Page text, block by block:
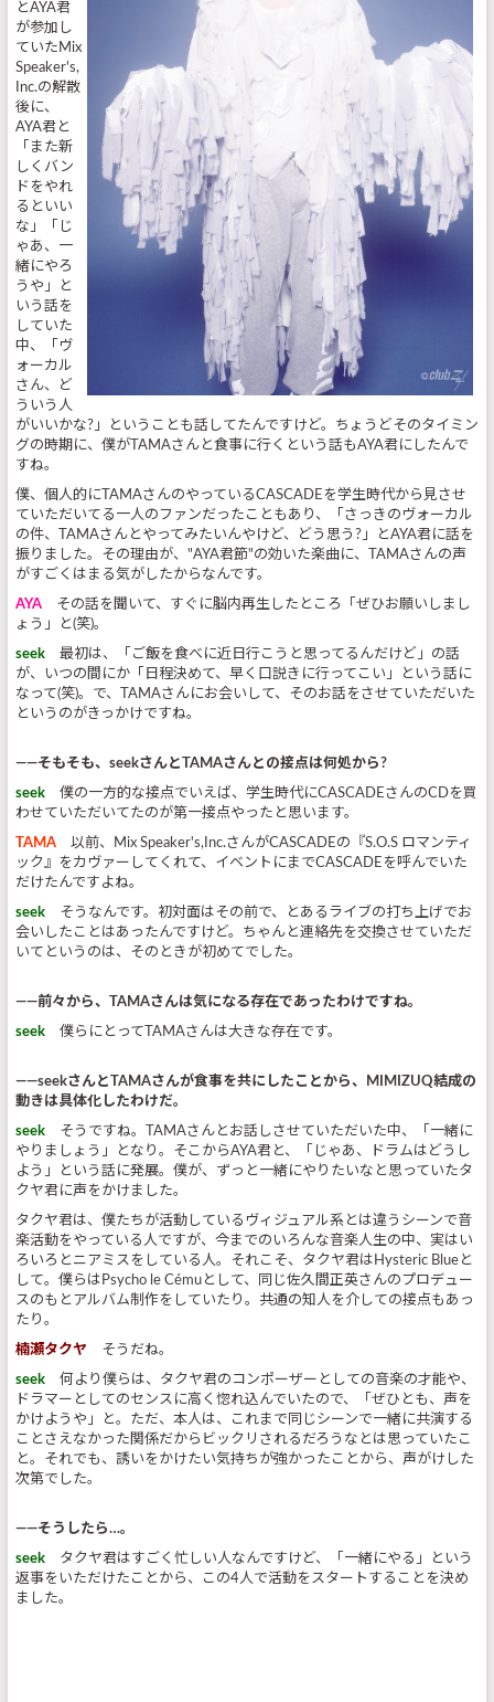
とAYA君
が参加し
ていたMix
Speaker's,
Inc.の解散
後に、
AYA君と
「また新
しくバン
ドをやれ
るといい
な」「じ
ゃあ、一
緒にやろ
うや」と
いう話を
していた
中、「ヴ
ォーカル
さん、ど
ういう人
がいいかな?」ということも話してたんですけど。ちょうどそのタイミン
グの時期に、僕がTAMAさんと食事に行くという話もAYA君にしたんで
すね。
僕、個人的にTAMAさんのやっているCASCADEを学生時代から見させ
ていただいてる一人のファンだったこともあり、「さっきのヴォーカル
の件、TAMAさんとやってみたいんやけど、どう思う?」とAYA君に話を
振りました。その理由が、"AYA君節"の効いた楽曲に、TAMAさんの声
がすごくはまる気がしたからなんです。
AYA その話を聞いて、すぐに脳内再生したところ「ぜひお願いしまし
ょう」と(笑)。
seek 最初は、「ご飯を食べに近日行こうと思ってるんだけど」の話
が、いつの間にか「日程決めて、早く口説きに行ってこい」という話に
なって(笑)。で、TAMAさんにお会いして、そのお話をさせていただいた
というのがきっかけですね。
――そもそも、seekさんとTAMAさんとの接点は何処から?
seek 僕の一方的な接点でいえば、学生時代にCASCADEさんのCDを買
わせていただいてたのが第一接点やったと思います。
TAMA 以前、Mix Speaker's,Inc.さんがCASCADEの『S.O.S ロマンティ
ック』をカヴァーしてくれて、イベントにまでCASCADEを呼んでいた
だけたんですよね。
seek そうなんです。初対面はその前で、とあるライブの打ち上げでお
会いしたことはあったんですけど。ちゃんと連絡先を交換させていただ
いてというのは、そのときが初めてでした。
――前々から、TAMAさんは気になる存在であったわけですね。
seek 僕らにとってTAMAさんは大きな存在です。
――seekさんとTAMAさんが食事を共にしたことから、MIMIZUQ結成の
動きは具体化したわけだ。
seek そうですね。TAMAさんとお話しさせていただいた中、「一緒に
やりましょう」となり。そこからAYA君と、「じゃあ、ドラムはどうし
よう」という話に発展。僕が、ずっと一緒にやりたいなと思っていたタ
クヤ君に声をかけました。
タクヤ君は、僕たちが活動しているヴィジュアル系とは違うシーンで音
楽活動をやっている人ですが、今までのいろんな音楽人生の中、実はい
ろいろとニアミスをしている人。それこそ、タクヤ君はHysteric Blueと
して。僕らはPsycho le Cémuとして、同じ佐久間正英さんのプロデュー
スのもとアルバム制作をしていたり。共通の知人を介しての接点もあっ
たり。
楠瀬タクヤ そうだね。
seek 何より僕らは、タクヤ君のコンポーザーとしての音楽の才能や、
ドラマーとしてのセンスに高く惚れ込んでいたので、「ぜひとも、声を
かけようや」と。ただ、本人は、これまで同じシーンで一緒に共演する
ことさえなかった関係だからビックリされるだろうなとは思っていたこ
と。それでも、誘いをかけたい気持ちが強かったことから、声がけした
次第でした。
――そうしたら…。
seek タクヤ君はすごく忙しい人なんですけど、「一緒にやる」という
返事をいただけたことから、この4人で活動をスタートすることを決め
ました。